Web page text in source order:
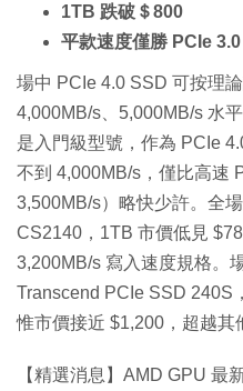
1TB 跌破＄800
平款速度僅勝 PCIe 3.0
場中 PCIe 4.0 SSD 可按理
4,000MB/s、5,000MB/s 水
是入門級型號，作為 PCIe
不到 4,000MB/s，僅比高速
3,500MB/s）略快少許。全
CS2140，1TB 市價低見
3,200MB/s 寫入速度規格。
Transcend PCIe SSD 240S
惟市價接近 $1,200，超越其
【精選消息】AMD GPU 最